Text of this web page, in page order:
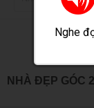
Nghe
NHÀ ĐẸP GÓC